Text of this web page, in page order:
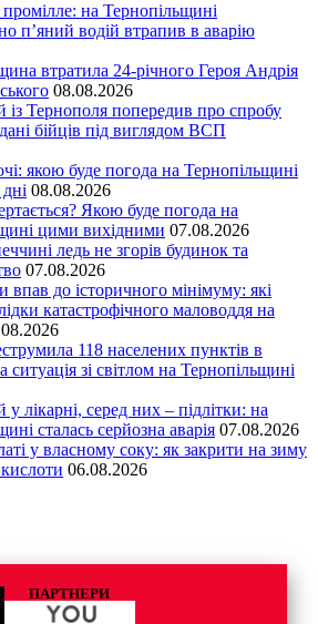
на Тернопільщині
п’яний водій втрапив в аварію
втратила 24-річного Героя Андрія
08.08.2026
із Тернополя попередив про спробу
бійців під виглядом ВСП
якою буде погода на Тернопільщині
08.08.2026
Якою буде погода на
цими вихідними 07.08.2026
ледь не згорів будинок та
07.08.2026
впав до історичного мінімуму: які
катастрофічного маловоддя на
118 населених пунктів в
ситуація зі світлом на Тернопільщині
лікарні, серед них – підлітки: на
сталась серйозна аварія 07.08.2026
у власному соку: як закрити на зиму
06.08.2026
ПАРТНЕРИ